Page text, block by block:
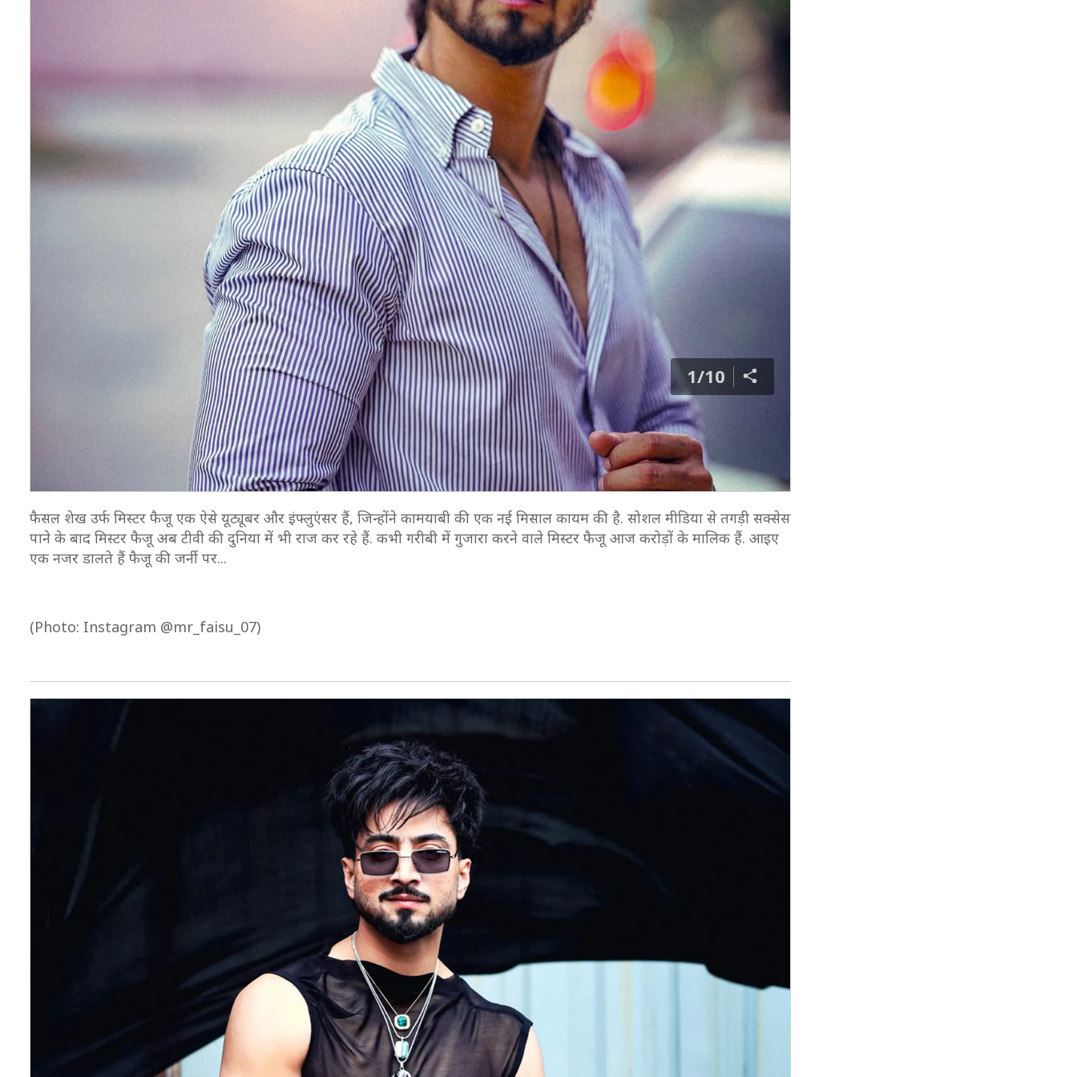
1/10
फैसल शेख उर्फ मिस्टर फैजू एक ऐसे यूट्यूबर और इंफ्लुएंसर हैं, जिन्होंने कामयाबी की एक नई मिसाल कायम की है. सोशल मीडिया से तगड़ी सक्सेस
पाने के बाद मिस्टर फैजू अब टीवी की दुनिया में भी राज कर रहे हैं. कभी गरीबी में गुजारा करने वाले मिस्टर फैजू आज करोड़ों के मालिक हैं. आइए
एक नजर डालते हैं फैजू की जर्नी पर...
(Photo: Instagram @mr_faisu_07)